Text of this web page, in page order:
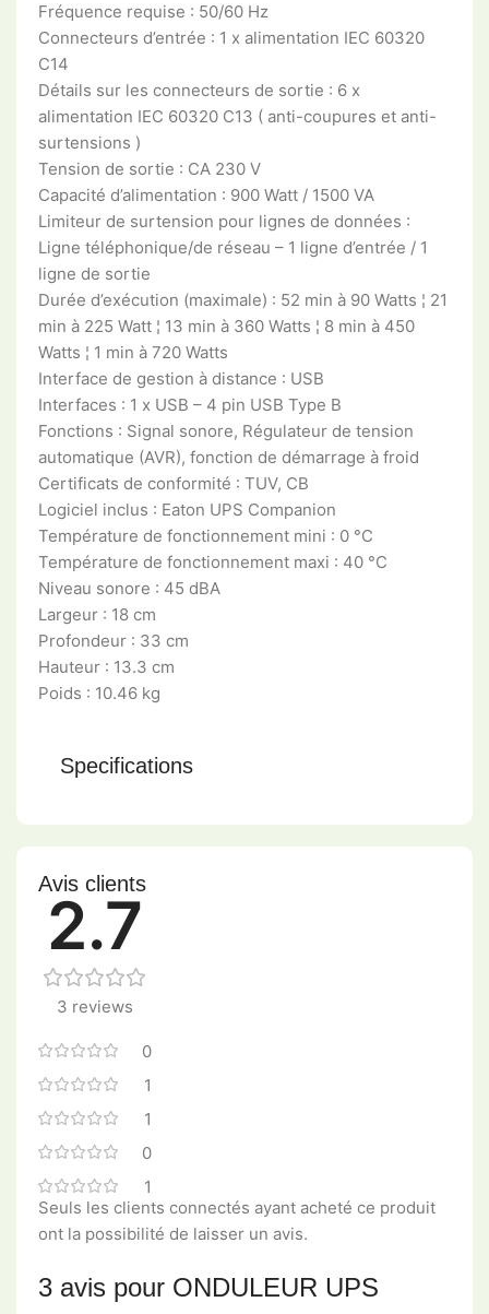
Fréquence requise : 50/60 Hz
Connecteurs d’entrée : 1 x alimentation IEC 60320
C14
Détails sur les connecteurs de sortie : 6 x
alimentation IEC 60320 C13 ( anti-coupures et anti-
surtensions )
Tension de sortie : CA 230 V
Capacité d’alimentation : 900 Watt / 1500 VA
Limiteur de surtension pour lignes de données :
Ligne téléphonique/de réseau – 1 ligne d’entrée / 1
ligne de sortie
Durée d’exécution (maximale) : 52 min à 90 Watts ¦ 21
min à 225 Watt ¦ 13 min à 360 Watts ¦ 8 min à 450
Watts ¦ 1 min à 720 Watts
Interface de gestion à distance : USB
Interfaces : 1 x USB – 4 pin USB Type B
Fonctions : Signal sonore, Régulateur de tension
automatique (AVR), fonction de démarrage à froid
Certificats de conformité : TUV, CB
Logiciel inclus : Eaton UPS Companion
Température de fonctionnement mini : 0 °C
Température de fonctionnement maxi : 40 °C
Niveau sonore : 45 dBA
Largeur : 18 cm
Profondeur : 33 cm
Hauteur : 13.3 cm
Poids : 10.46 kg
Specifications
Avis clients
2.7
3 reviews
0
1
1
0
1
3 avis pour ONDULEUR UPS
Seuls les clients connectés ayant acheté ce produit
ont la possibilité de laisser un avis.